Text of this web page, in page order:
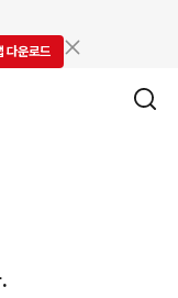
다운로드